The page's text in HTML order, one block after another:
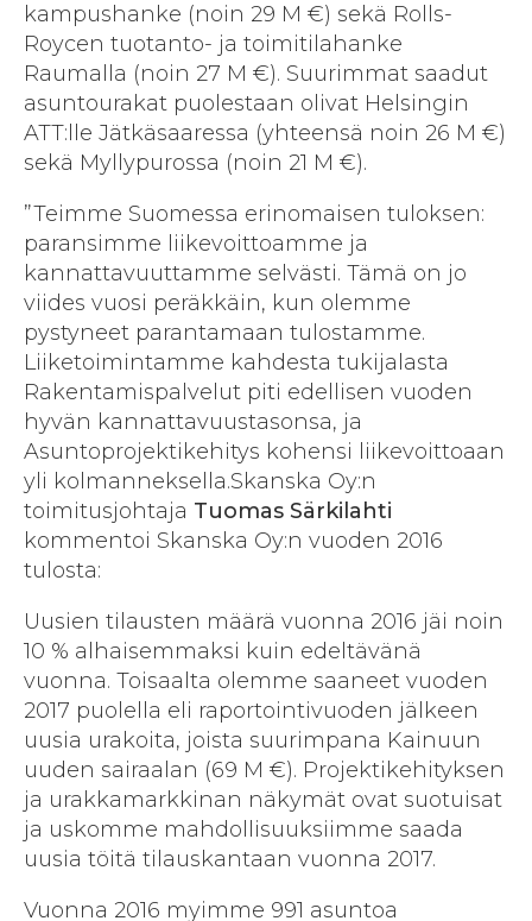
kampushanke (noin 29 M €) sekä Rolls-
Roycen tuotanto- ja toimitilahanke
Raumalla (noin 27 M €). Suurimmat saadut
asuntourakat puolestaan olivat Helsingin
ATT:lle Jätkäsaaressa (yhteensä noin 26 M €)
sekä Myllypurossa (noin 21 M €).
”Teimme Suomessa erinomaisen tuloksen:
paransimme liikevoittoamme ja
kannattavuuttamme selvästi. Tämä on jo
viides vuosi peräkkäin, kun olemme
pystyneet parantamaan tulostamme.
Liiketoimintamme kahdesta tukijalasta
Rakentamispalvelut piti edellisen vuoden
hyvän kannattavuustasonsa, ja
Asuntoprojektikehitys kohensi liikevoittoaan
yli kolmanneksella.Skanska Oy:n
toimitusjohtaja Tuomas Särkilahti
kommentoi Skanska Oy:n vuoden 2016
tulosta:
Uusien tilausten määrä vuonna 2016 jäi noin
10 % alhaisemmaksi kuin edeltävänä
vuonna. Toisaalta olemme saaneet vuoden
2017 puolella eli raportointivuoden jälkeen
uusia urakoita, joista suurimpana Kainuun
uuden sairaalan (69 M €). Projektikehityksen
ja urakkamarkkinan näkymät ovat suotuisat
ja uskomme mahdollisuuksiimme saada
uusia töitä tilauskantaan vuonna 2017.
Vuonna 2016 myimme 991 asuntoa